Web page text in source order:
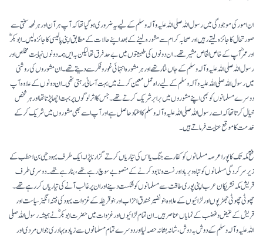
ان امور کی موجودگی میں رسول اللہ صلی اللہ علیہ وآلہ وسلم کے لیے یہ ضروری ہو گیا تھا کہ آپ ہر آن اور ہر لمحہ سختی سے
صورتحال کاجائزہ لیتے رہیں اور صحابہ کرام سے مشورہ لینے کے بعد اپنے حالات کے مطابق اپنی پالیسی کا جائزہ لیں۔ ابوبکرؓ
اور عمرؓ آپ کے خاص الخاص مشیر تھے۔ ان دونوں کی طبیعتوں میں بے حد فر ق تھا لیکن بہ ایں ہمہ دونوں نہایت مخلص اور
رسول اللہ صلی اللہ علیہ وآلہ وسلم کے جاں نثار تھے اور ہر مشورہ انتہائی غور و فکر سے دیتے تھے۔ ان مشوروں کی روشنی
میں رسول اللہ صلی اللہ علیہ وآلہ وسلم کے لیے راہ عمل معین کرنے میں بہت آسانی رہتی تھی۔ ان دونوں کے علاوہ آپ
دوسرے مسلمانوں کو بھی اپنے مشوروں میں برابر شریک کرتے تھے۔ جس کااثر لوگوں پر بہت اچھا پڑتاتھا اور ہر شخص
خیال کرتا تھا کہ اسے رسول اللہ صلی اللہ علیہ وآلہ وسلم کا اعتماد حاصل ہے اور آپ اسے بھی مشوروں میں شریک کر کے
خدمت کا موقع عنایت فرماتے ہیں۔
فتح مکہ تک کا پورا عرصہ مسلمانوں کو کفار سے جنگ یا اس کی تیاریاں کرتے گزارنا پڑا۔ ایک طرف یہود حیی بن احطب کے
زیر سرکردگی مسلمانوں کو تباہ و برباد اور نست و نابود کرنے کے منصوبے سوچ رہے تھے، بنا رہے تھے۔ دوسری طرف
قریش مکہ نشریکان عرب اپنی پوری طاقت سے مسلمانوں کو شکست دینے اور ان پر غالب آنے کی تیاریاں کر رہے تھے۔
چھوٹی چھوٹی جھڑپوں اور لڑائیوں کے علاوہ بنو نضیر خندق احزاب اور بنو قریظہ کے غزوات یہود کی فتنہ انگیز سیاست اور
قریش کے غیض و غضب کے نمایاں عناصر ہیں۔ ان تمام لڑائیوں اورغزوات میں حضرت ابوبکرؓ نے ہمیشہ رسول اللہ صلی
اللہ علیہ وآلہ وسلم کے دوش بہ دوش، شانہ بشانہ حصہ لیا اوردوسرے تمام مسلمانوں سے زیادہ بہادری جواں مردی اور